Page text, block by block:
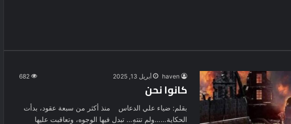
haven أبريل 13, 2025 682
كانوا نحن
بقلم: ضياء علي الدعاس منذ أكثر من سبعة عقود، بدأت
الحكاية……ولم تنتهِ… تبدل فيها الوجوه، وتعاقبت عليها